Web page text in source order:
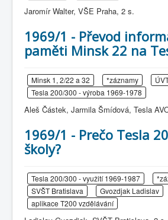
Jaromír Walter, VŠE Praha, 2 s.
1969/1 - Převod
paměti Minsk 22 na
Minsk 1, 2/22 a 32 *záznamy
Tesla 200/300 - výroba 1969-1978
Aleš Částek, Jarmila Šmídová, Tesla
1969/1 - Prečo Tesla
školy?
Tesla 200/300 - využití 1969-1987
SVŠT Bratislava
Gvozdjak Ladislav
aplikace T200 vzdělávání